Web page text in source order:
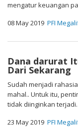
mengatur keuangan
08 May 2019 PFI
Dana darurat
Dari Sekarang
Sudah menjadi
mahal.. Untuk itu,
tidak diinginkan terjadi.
23 May 2019 PFI